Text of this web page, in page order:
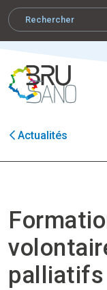
Actualités
palliatifs